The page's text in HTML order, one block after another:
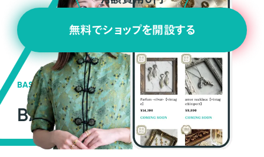
無料でショップを開設する
BASEの強み
BASEが強い3つの理由